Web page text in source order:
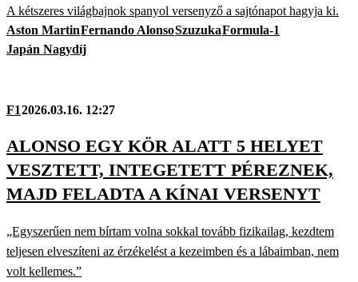
A kétszeres világbajnok spanyol versenyző a sajtónapot hagyja ki.
Aston MartinFernando AlonsoSzuzukaFormula-1
Japán Nagydíj
F12026.03.16. 12:27
ALONSO EGY KÖR ALATT 5 HELYET
VESZTETT, INTEGETETT PÉREZNEK,
MAJD FELADTA A KÍNAI VERSENYT
„Egyszerűen nem bírtam volna sokkal tovább fizikailag, kezdtem
teljesen elveszíteni az érzékelést a kezeimben és a lábaimban, nem
volt kellemes.”